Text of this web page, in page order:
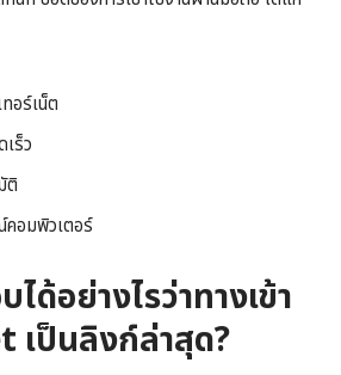
อร์เน็ต
ร็ว
ติ
คอมพิวเตอร์
ได้อย่างไรว่าทางเข้า
เป็นลิงก์ล่าสุด?